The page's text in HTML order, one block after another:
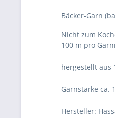
Bäcker-Garn
Nicht zum
100 m pro
hergestellt aus
Garnstärke ca.
Hersteller: